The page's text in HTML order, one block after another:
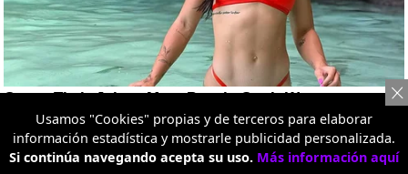
Usamos "Cookies" propias y de terceros para elaborar
información estadística y mostrarle publicidad personalizada.
Si continúa navegando acepta su uso. Más información aquí